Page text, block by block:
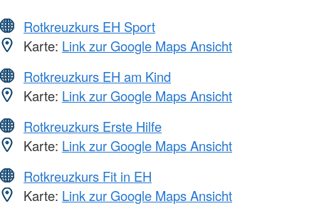
Rotkreuzkurs EH Sport
Karte: Link zur Google Maps Ansicht
Rotkreuzkurs EH am Kind
Karte: Link zur Google Maps Ansicht
Rotkreuzkurs Erste Hilfe
Karte: Link zur Google Maps Ansicht
Rotkreuzkurs Fit in EH
Karte: Link zur Google Maps Ansicht